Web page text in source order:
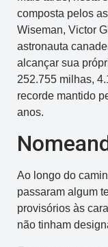
composta pelos
Wiseman, Victor
astronauta
alcançar sua
252.755 milhas,
recorde mantido
anos.
Ao longo do
passaram algum
provisórios às
não tinham